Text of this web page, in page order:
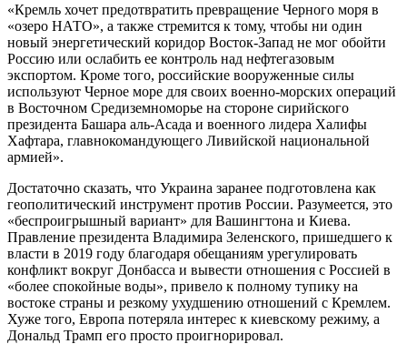
«Кремль хочет предотвратить превращение Черного моря в
«озеро НАТО», а также стремится к тому, чтобы ни один
новый энергетический коридор Восток-Запад не мог обойти
Россию или ослабить ее контроль над нефтегазовым
экспортом. Кроме того, российские вооруженные силы
используют Черное море для своих военно-морских операций
в Восточном Средиземноморье на стороне сирийского
президента Башара аль-Асада и военного лидера Халифы
Хафтара, главнокомандующего Ливийской национальной
армией».
Достаточно сказать, что Украина заранее подготовлена как
геополитический инструмент против России. Разумеется, это
«беспроигрышный вариант» для Вашингтона и Киева.
Правление президента Владимира Зеленского, пришедшего к
власти в 2019 году благодаря обещаниям урегулировать
конфликт вокруг Донбасса и вывести отношения с Россией в
«более спокойные воды», привело к полному тупику на
востоке страны и резкому ухудшению отношений с Кремлем.
Хуже того, Европа потеряла интерес к киевскому режиму, а
Дональд Трамп его просто проигнорировал.